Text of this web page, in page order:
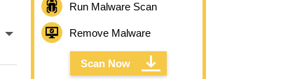
Run Malware Scan
Remove Malware
Scan Now